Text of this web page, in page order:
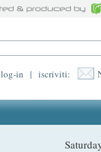
log-in | iscriviti: